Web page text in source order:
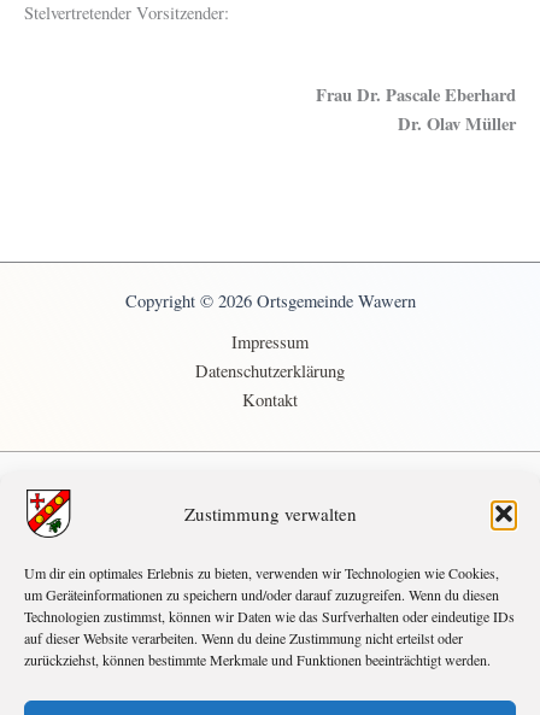
Zustimmung verwalten
Um dir ein optimales Erlebnis zu bieten, verwenden wir Technologien wie Cookies,
um Geräteinformationen zu speichern und/oder darauf zuzugreifen. Wenn du diesen
Technologien zustimmst, können wir Daten wie das Surfverhalten oder eindeutige IDs
auf dieser Website verarbeiten. Wenn du deine Zustimmung nicht erteilst oder
zurückziehst, können bestimmte Merkmale und Funktionen beeinträchtigt werden.
Stelvertretender Vorsitzender:
Frau Dr. Pascale Eberhard
Dr. Olav Müller
Copyright © 2026 Ortsgemeinde Wawern
Impressum
Datenschutzerklärung
Kontakt
demnächst
SEP.
5
10:00-18:00
Herbstcamp
OKT.
31
17:00-21:00
Halloween